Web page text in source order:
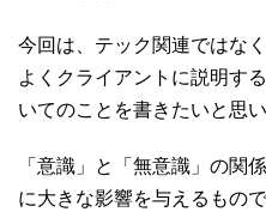
今回は、テック関連ではな
よくクライアントに説明す
いてのことを書きたいと思い
「意識」と「無意識」の関
に大きな影響を与えるもの